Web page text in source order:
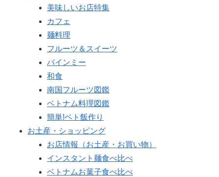
美味しいお店特集
カフェ
麺料理
フルーツ＆スイーツ
バインミー
和食
南国フルーツ図鑑
ベトナム料理図鑑
簡単!ベト飯作り
お土産・ショッピング
お店情報（お土産・お買い物）
インスタント麺食べ比べ
ベトナムお菓子食べ比べ